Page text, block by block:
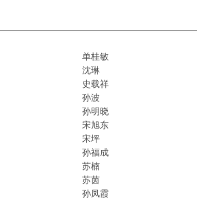
单桂敏
沈琳
史载祥
孙波
孙明晓
宋旭东
宋坪
孙福成
苏楠
苏茵
孙凤霞